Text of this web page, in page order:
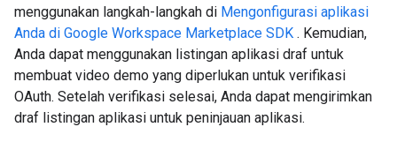
menggunakan langkah-langkah di Mengonfigurasi aplikasi
Anda di Google Workspace Marketplace SDK . Kemudian,
Anda dapat menggunakan listingan aplikasi draf untuk
membuat video demo yang diperlukan untuk verifikasi
OAuth. Setelah verifikasi selesai, Anda dapat mengirimkan
draf listingan aplikasi untuk peninjauan aplikasi.